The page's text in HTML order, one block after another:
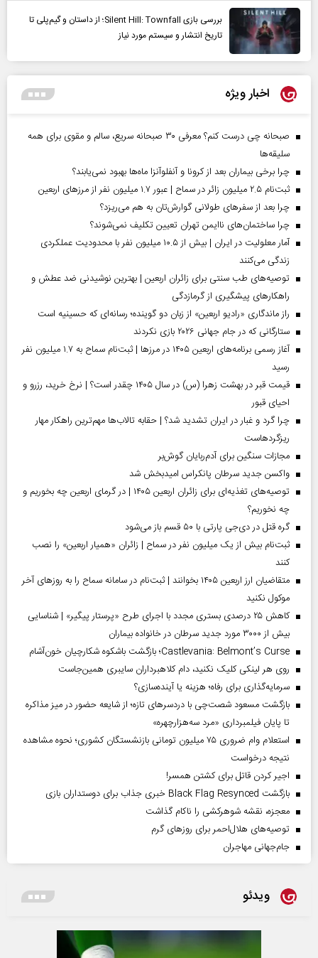
بررسی بازی Silent Hill: Townfall؛ از داستان و گیم‌پلی تا
تاریخ انتشار و سیستم مورد نیاز
اخبار ویژه
صبحانه چی درست کنم؟ معرفی ۳۰ صبحانه سریع، سالم و مقوی برای همه
سلیقه‌ها
چرا برخی بیماران بعد از کرونا و آنفلوآنزا ماه‌ها بهبود نمی‌یابند؟
ثبت‌نام ۲.۵ میلیون زائر در سماح | عبور ۱.۷ میلیون نفر از مرز‌های اربعین
چرا بعد از سفرهای طولانی گوارش‌تان به هم می‌ریزد؟
چرا ساختمان‌های ناایمن تهران تعیین تکلیف نمی‌شوند؟
آمار معلولیت در ایران | بیش از ۱۰.۵ میلیون نفر با محدودیت عملکردی
زندگی می‌کنند
توصیه‌های طب سنتی برای زائران اربعین | بهترین نوشیدنی ضد عطش و
راهکارهای پیشگیری از گرمازدگی
راز ماندگاری «رادیو اربعین» از زبان دو گوینده؛ رسانه‌ای که حسینیه است
ستارگانی که در جام جهانی ۲۰۲۶ بازی نکردند
آغاز رسمی برنامه‌های اربعین ۱۴۰۵ در مرز‌ها | ثبت‌نام سماح به ۱.۷ میلیون نفر
رسید
قیمت قبر در بهشت زهرا (س) در سال ۱۴۰۵ چقدر است؟ | نرخ خرید، رزرو و
احیای قبور
چرا گرد و غبار در ایران تشدید شد؟ | حقابه تالاب‌ها مهم‌ترین راهکار مهار
ریزگردهاست
مجازات سنگین برای آدم‌ربایان گوش‌بر
واکسن جدید سرطان پانکراس امیدبخش شد
توصیه‌های تغذیه‌ای برای زائران اربعین ۱۴۰۵ | در گرمای اربعین چه بخوریم و
چه نخوریم؟
گره قتل در دی‌جی پارتی با ۵۰ قسم باز می‌شود
ثبت‌نام بیش از یک میلیون نفر در سماح | زائران «همیار اربعین» را نصب
کنند
متقاضیان ارز اربعین ۱۴۰۵ بخوانند | ثبت‌نام در سامانه سماح را به روز‌های آخر
موکول نکنید
کاهش ۲۵ درصدی بستری مجدد با اجرای طرح «پرستار پیگیر» | شناسایی
بیش از ۳۰۰۰ مورد جدید سرطان در خانواده بیماران
Castlevania: Belmont’s Curse؛ بازگشت باشکوه شکارچیان خون‌آشام
روی هر لینکی کلیک نکنید، دام کلاهبرداران سایبری همین‌جاست
سرمایه‌گذاری برای رفاه؛ هزینه یا آینده‌سازی؟
بازگشت مسعود شصت‌چی با دردسر‌های تازه؛ از شایعه حضور در میز مذاکره
تا پایان فیلمبرداری «مرد سه‌هزارچهره»
استعلام وام ضروری ۷۵ میلیون تومانی بازنشستگان کشوری؛ نحوه مشاهده
نتیجه درخواست
اجیر کردن قاتل برای کشتن همسر!
بازگشت Black Flag Resynced خبری جذاب برای دوستداران بازی
معجزه، نقشه شوهرکشی را ناکام گذاشت
توصیه‌های هلال‌احمر برای روز‌های گرم
جام‌جهانی مهاجران
ویدئو